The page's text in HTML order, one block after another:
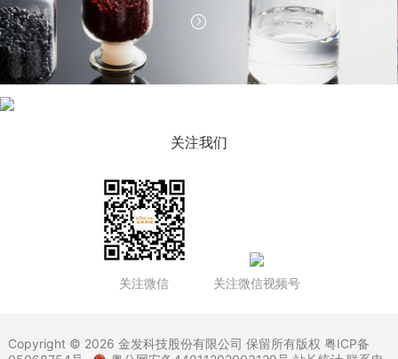
关注我们
关注微信 关注微信视频号
Copyright © 2026 金发科技股份有限公司 保留所有版权 粤ICP备